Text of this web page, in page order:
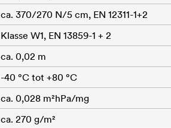
ca. 370/270 N/5 cm, EN 12311-1+2
Klasse W1, EN 13859-1 + 2
ca. 0,02 m
-40 °C tot +80 °C
ca. 0,028 m²hPa/mg
ca. 270 g/m²